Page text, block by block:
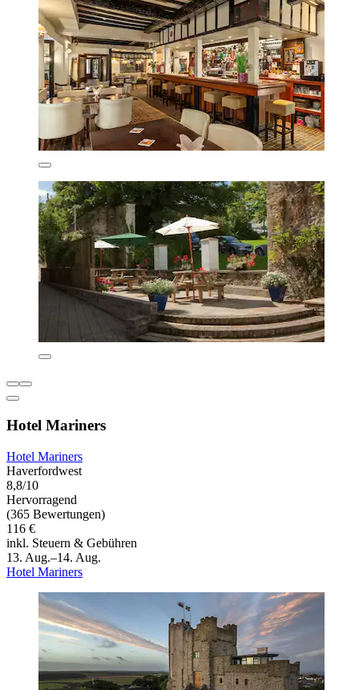
Hotel Mariners
Hotel Mariners
Haverfordwest
8,8/10
Hervorragend
(365 Bewertungen)
116 €
inkl. Steuern & Gebühren
13. Aug.–14. Aug.
Hotel Mariners